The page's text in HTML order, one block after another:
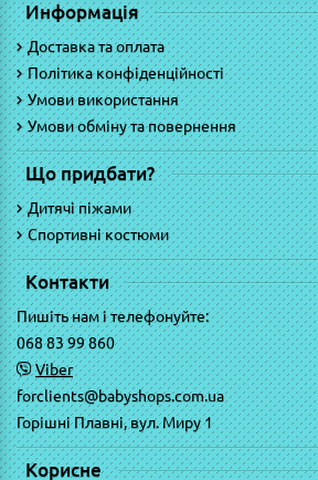
Информація
Доставка та оплата
Політика конфіденційності
Умови використання
Умови обміну та повернення
Що придбати?
Дитячі піжами
Спортивні костюми
Контакти
Пишіть нам і телефонуйте:
068 83 99 860
Viber
forclients@babyshops.com.ua
Горішні Плавні, вул. Миру 1
Корисне